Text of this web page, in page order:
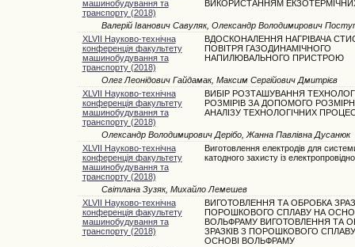
машинобудування та
транспорту (2018)
ВИКОРИСТАННЯМ
Валерій Іванович Савуляк, Олександр Володимирович
XLVII Науково-технічна
конференція факультету
машинобудування та
транспорту (2018)
ВДОСКОНАЛЕННЯ НАГРІВАЧА
ПОВІТРЯ ГАЗОДИНАМІЧНОГО
НАПИЛЮВАЛЬНОГО ПРИСТРОЮ
Олег Леонідович Гайдамак, Максим Сергійович Дмитрієв
XLVII Науково-технічна
конференція факультету
машинобудування та
транспорту (2018)
ВИБІР РОЗТАШУВАННЯ
РОЗМІРІВ ЗА ДОПОМОГО
АНАЛІЗУ ТЕХНОЛОГІЧНИХ
Олександр Володимирович Дерібо, Жанна Павлівна Дусанюк
XLVII Науково-технічна
конференція факультету
машинобудування та
транспорту (2018)
Виготовлення електродів для
катодного захисту із
Світлана Зузяк, Михайло Лемешев
XLVII Науково-технічна
конференція факультету
машинобудування та
транспорту (2018)
ВИГОТОВЛЕННЯ ТА ОБРОБКА
ПОРОШКОВОГО СПЛАВУ НА
ВОЛЬФРАМУ ВИГОТОВЛЕННЯ ТА
ЗРАЗКІВ З ПОРОШКОВОГО
ОСНОВІ ВОЛЬФРАМУ